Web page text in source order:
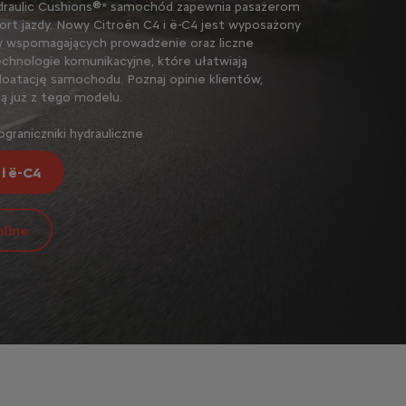
Cushions®* samochód zapewnia pasażerom
jazdy. Nowy Citroën C4 i ë-C4 jest wyposażony
prowadzenie oraz liczne
komunikacyjne, które ułatwiają
samochodu. Poznaj opinie klientów,
już z tego modelu.
hydrauliczne
ë-C4